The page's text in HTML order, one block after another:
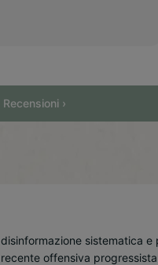
Recensioni ›
disinformazione sistematica e
recente offensiva